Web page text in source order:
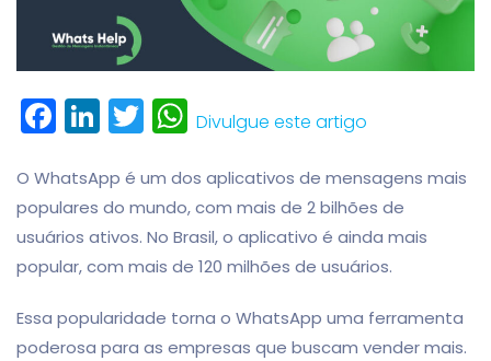
FacebookLinkedInTwitterWhatsApp
Divulgue este artigo
O WhatsApp é um dos aplicativos de mensagens mais
populares do mundo, com mais de 2 bilhões de
usuários ativos. No Brasil, o aplicativo é ainda mais
popular, com mais de 120 milhões de usuários.
Essa popularidade torna o WhatsApp uma ferramenta
poderosa para as empresas que buscam vender mais.